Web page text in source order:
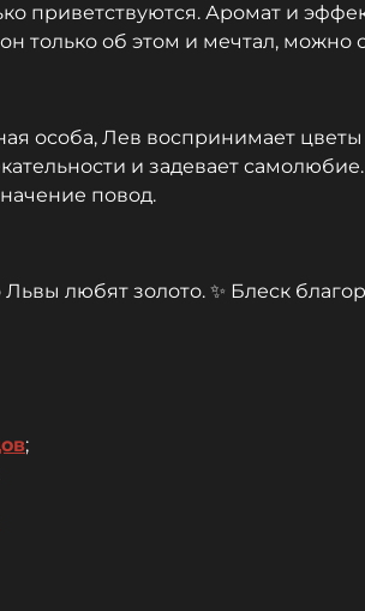
приветствуются. Аромат и
только об этом и мечтал, можно
особа, Лев воспринимает
и задевает
повод.
Львы любят золото. ✨ Блеск
;